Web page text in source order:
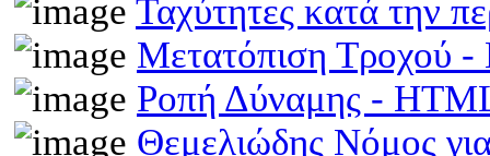
Ταχύτητες κατά την
Μετατόπιση Τροχού
Ροπή Δύναμης -
Θεμελιώδης Νόμος